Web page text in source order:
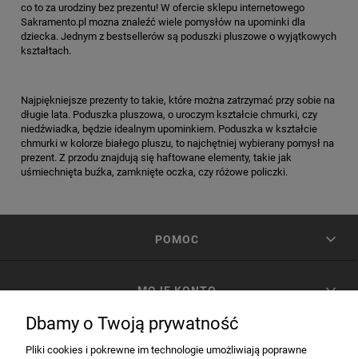
co to za urodziny bez prezentu! W ofercie sklepu internetowego
Sakramento.pl mozna znaleźć wiele pomysłów na upominki dla
dziecka. Jednym z bestsellerów są poduszki pluszowe o wyjątkowych
kształtach.
Najpiękniejsze prezenty to takie, które można zatrzymać przy sobie na
długie lata. Poduszka pluszowa, o uroczym kształcie chmurki, czy
niedźwiadka, będzie idealnym upominkiem. Poduszka w kształcie
chmurki w kolorze białego pluszu, to najchętniej wybierany pomysł na
prezent. Z przodu znajdują się haftowane elementy, takie jak
uśmiechnięta buźka, zamknięte oczka, czy różowe policzki.
POMOC
MOJE KONTO
Dbamy o Twoją prywatność
Pliki cookies i pokrewne im technologie umożliwiają poprawne